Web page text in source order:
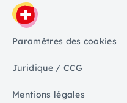
Paramètres des cookies
Juridique / CCG
Mentions légales